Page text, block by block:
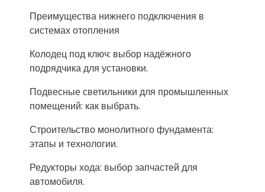
Преимущества нижнего подключения в
системах отопления
Колодец под ключ: выбор надёжного
подрядчика для установки.
Подвесные светильники для промышленных
помещений: как выбрать.
Строительство монолитного фундамента:
этапы и технологии.
Редукторы хода: выбор запчастей для
автомобиля.